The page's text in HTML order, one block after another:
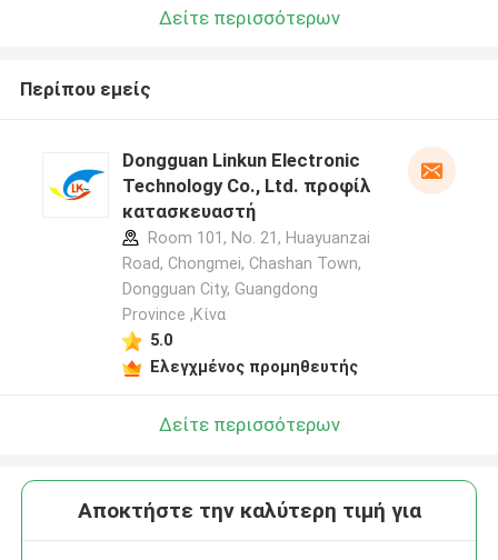
Δείτε περισσότερων
Περίπου εμείς
Dongguan Linkun Electronic
Technology Co., Ltd. προφίλ
κατασκευαστή
Room 101, No. 21, Huayuanzai
Road, Chongmei, Chashan Town,
Dongguan City, Guangdong
Province ,Κίνα
5.0
Ελεγχμένος προμηθευτής
Δείτε περισσότερων
Αποκτήστε την καλύτερη τιμή για